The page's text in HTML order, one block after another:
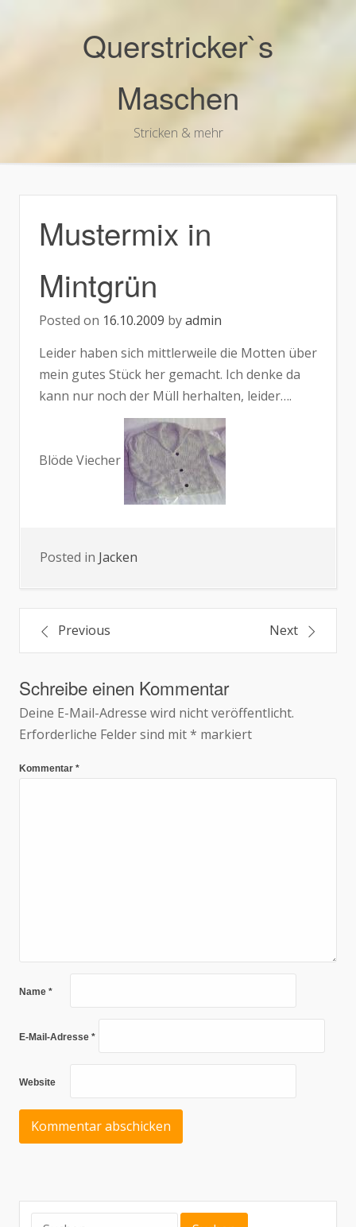
Querstricker`s
Maschen
Stricken & mehr
Mustermix in
Mintgrün
Posted on 16.10.2009 byadmin
Leider haben sich mittlerweile die Motten über
mein gutes Stück her gemacht. Ich denke da
kann nur noch der Müll herhalten, leider….
Blöde Viecher
Posted in Jacken
Beitragsnavigation
Previous Next
Schreibe einen Kommentar
Deine E-Mail-Adresse wird nicht veröffentlicht.
Erforderliche Felder sind mit* markiert
Kommentar *
Name *
E-Mail-Adresse *
Website